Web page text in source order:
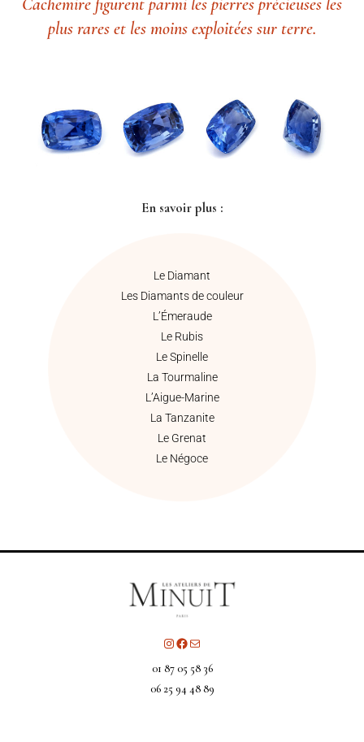
Cachemire figurent parmi les pierres précieuses les
plus rares et les moins exploitées sur terre.
En savoir plus :
Le Diamant
Les Diamants de couleur
L’Émeraude
Le Rubis
Le Spinelle
La Tourmaline
L’Aigue-Marine
La Tanzanite
Le Grenat
Le Négoce
01 87 05 58 36
06 25 94 48 89